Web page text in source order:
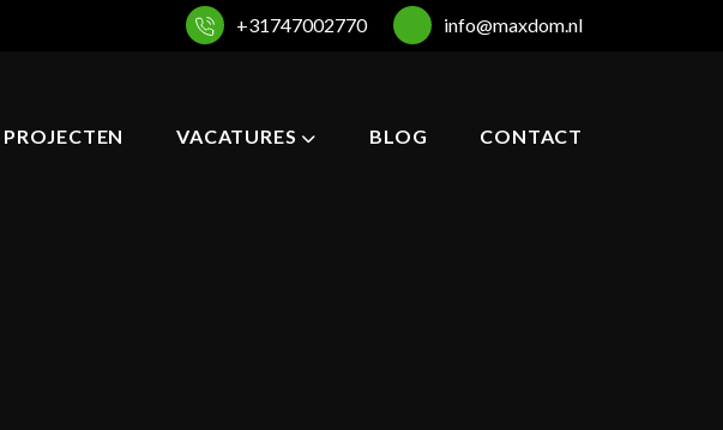
+31747002770 info@maxdom.nl
PROJECTEN VACATURES BLOG CONTACT